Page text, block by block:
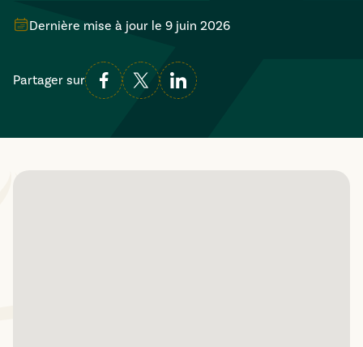
Dernière mise à jour le 9 juin 2026
Partager sur